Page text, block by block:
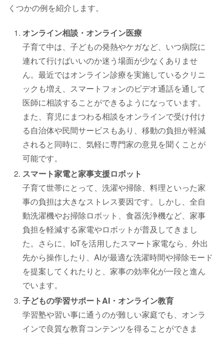
くつかの例を紹介します。
オンライン相談・オンライン医療
子育て中は、子どもの発熱やケガなど、いつ病院に
連れて行けばいいのか迷う場面が少なくありませ
ん。最近ではオンライン診療を実施しているクリニ
ックも増え、スマートフォンのビデオ通話を通して
医師に相談することができるようになっています。
また、育児にまつわる相談をオンラインで受け付け
る自治体や民間サービスもあり、移動の負担が軽減
されると同時に、気軽に専門家の意見を聞くことが
可能です。
スマート家電と家事支援ロボット
子育て世帯にとって、洗濯や掃除、料理といった家
事の負担は大きなストレス要因です。しかし、全自
動洗濯機やお掃除ロボット、食器洗浄機など、家事
負担を軽減する家電やロボットが普及してきまし
た。さらに、IoTを活用したスマート家電なら、外出
先から操作したり、AIが最適な洗濯時間や掃除モード
を提案してくれたりと、家事の効率化が一段と進ん
でいます。
子どもの学習サポートAI・オンライン教育
学習塾や習い事に通うのが難しい家庭でも、オンラ
インで良質な教育コンテンツを得ることができま